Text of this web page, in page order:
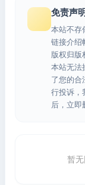
免责声
本站不存
链接介绍
版权归版
本站无法
了您的合
行投诉，
后，立即
暂